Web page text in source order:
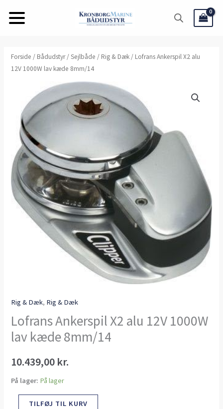
Forside / Bådudstyr/Sejlbåde / Rig & Dæk / Lofrans Ankerspil X2 alu
12V 1000W lav kæde 8mm/14
Rig & Dæk, Rig & Dæk
Lofrans Ankerspil X2 alu 12V 1000W
lav kæde 8mm/14
10.439,00 kr.
På lager: På lager
TILFØJ TIL KURV